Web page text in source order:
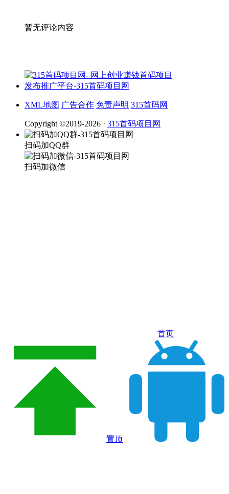
暂无评论内容
XML地图 广告合作 免责声明 315首码网
Copyright ©2019-2026 · 315首码项目网
扫码加QQ群
扫码加微信
首页
置顶